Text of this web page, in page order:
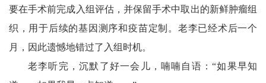
要在手术前完成入组评估，并保留手术中取出的新鲜肿瘤组
织，用于后续的基因测序和疫苗定制。老李已经术后一个
月，因此遗憾地错过了入组时机。
老李听完，沉默了好一会儿，喃喃自语：“如果早知